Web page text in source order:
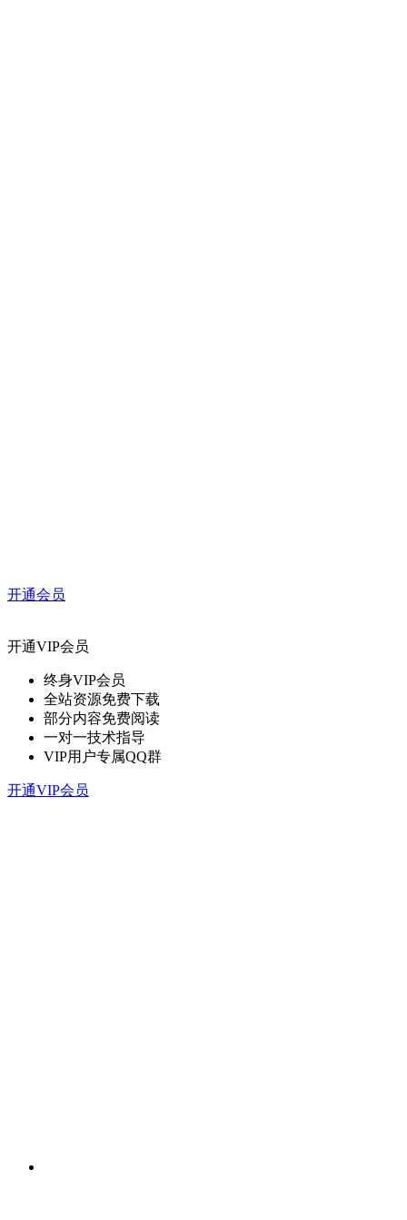
开通会员
开通VIP会员
终身VIP会员
全站资源免费下载
部分内容免费阅读
一对一技术指导
VIP用户专属QQ群
开通VIP会员